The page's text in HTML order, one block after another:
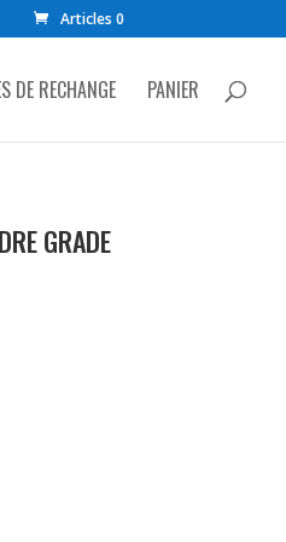
Articles 0
DE RECHANGE PANIER
GRADE